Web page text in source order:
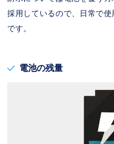
採用しているので、日常で
です。
電池の残量